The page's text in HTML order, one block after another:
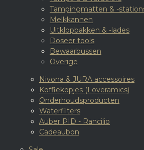
Tampingmatten & -
Melkkannen
Uitklopbakken & -lades
Doseer tools
Bewaarbussen
Overige
Nivona & JURA accessoires
Koffiekopjes (Loveramics)
Onderhoudsproducten
Waterfilters
Auber PID - Rancilio
Cadeaubon